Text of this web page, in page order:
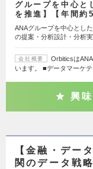
グループを中心と
を推進】【年間
ANAグループを中心とし
の提案・分析設計・分析
会社概要
Orbiticsは
います。 ■データマーケ
興
【金融・デー
関のデータ戦